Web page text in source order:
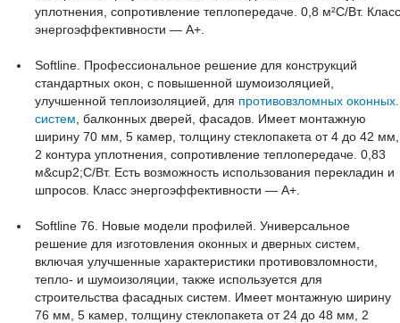
уплотнения, сопротивление теплопередаче. 0,8 м²С/Вт. Класс
энергоэффективности — А+.
Softline. Профессиональное решение для конструкций
стандартных окон, с повышенной шумоизоляцией,
улучшенной теплоизоляцией, для противовзломных оконных.
систем , балконных дверей, фасадов. Имеет монтажную
ширину 70 мм, 5 камер, толщину стеклопакета от 4 до 42 мм,
2 контура уплотнения, сопротивление теплопередаче. 0,83
м&сup2;С/Вт. Есть возможность использования перекладин и
шпросов. Класс энергоэффективности — А+.
Softline 76. Новые модели профилей. Универсальное
решение для изготовления оконных и дверных систем,
включая улучшенные характеристики противовзломности,
тепло- и шумоизоляции, также используется для
строительства фасадных систем. Имеет монтажную ширину
76 мм, 5 камер, толщину стеклопакета от 24 до 48 мм, 2